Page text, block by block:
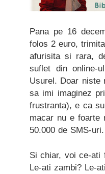
Pana pe 16
folos 2 euro,
afurisita si rara,
suflet din online-
Usurel. Doar
sa imi imaginez
frustranta), e ca
macar nu e foarte
50.000 de SMS-
Si chiar, voi ce-ati
Le-ati zambi? Le-